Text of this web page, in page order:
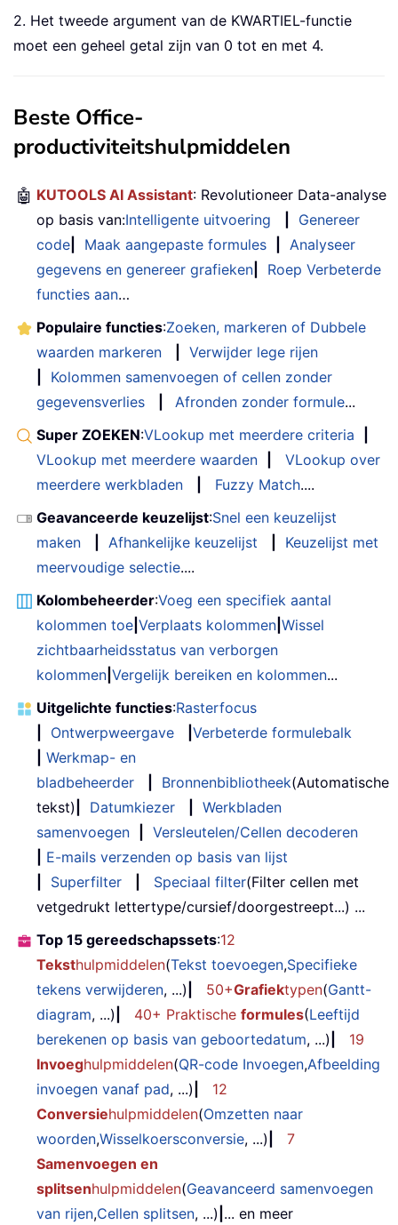
2. Het tweede argument van de KWARTIEL-functie
moet een geheel getal zijn van 0 tot en met 4.
Beste Office-
productiviteitshulpmiddelen
🤖 KUTOOLS AI Assistant: Revolutioneer Data-analyse
op basis van:Intelligente uitvoering
Genereer
code
Maak aangepaste formules
Analyseer
gegevens en genereer grafieken
Roep Verbeterde
functies aan…
Populaire functies:Zoeken, markeren of Dubbele
waarden markeren
Verwijder lege rijen
Kolommen samenvoegen of cellen zonder
gegevensverlies
Afronden zonder formule...
Super ZOEKEN:VLookup met meerdere criteria
VLookup met meerdere waarden
VLookup over
meerdere werkbladen
Fuzzy Match....
Geavanceerde keuzelijst:Snel een keuzelijst
maken
Afhankelijke keuzelijst
Keuzelijst met
meervoudige selectie....
Kolombeheerder:Voeg een specifiek aantal
kolommen toe Verplaats kolommen Wissel
zichtbaarheidsstatus van verborgen
kolommen Vergelijk bereiken en kolommen...
Uitgelichte functies:Rasterfocus
Ontwerpweergave
Verbeterde formulebalk
Werkmap- en
bladbeheerder
Bronnenbibliotheek(Automatische
tekst)
Datumkiezer
Werkbladen
samenvoegen
Versleutelen/Cellen decoderen
E-mails verzenden op basis van lijst
Superfilter Speciaal filter(Filter cellen met
vetgedrukt lettertype/cursief/doorgestreept...) ...
Top 15 gereedschapssets:12
Teksthulpmiddelen(Tekst toevoegen,Specifieke
tekens verwijderen, ...) 50+Grafiektypen(Gantt-
diagram, ...) 40+ Praktische formules(Leeftijd
berekenen op basis van geboortedatum, ...)
19
Invoeghulpmiddelen(QR-code Invoegen,Afbeelding
invoegen vanaf pad, ...)
12
Conversiehulpmiddelen(Omzetten naar
woorden,Wisselkoersconversie, ...)
7
Samenvoegen en
splitsenhulpmiddelen(Geavanceerd samenvoegen
van rijen,Cellen splitsen, ...) ... en meer